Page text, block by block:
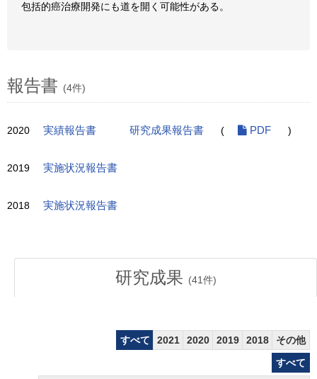
包括的癌治療開発にも道を開く可能性がある。
報告書 (4件)
2020 実績報告書 研究成果報告書 ( PDF )
2019 実施状況報告書
2018 実施状況報告書
研究成果 (41件)
すべて 2021 2020 2019 2018
その他
すべて